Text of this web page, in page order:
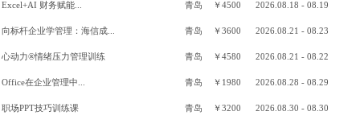
Excel+AI 财务赋能... 青岛 ￥4500 2026.08.18 - 08.19
向标杆企业学管理：海信成... 青岛 ￥3600 2026.08.21 - 08.23
心动力®情绪压力管理训练 青岛 ￥4580 2026.08.21 - 08.22
Office在企业管理中... 青岛 ￥1980 2026.08.28 - 08.29
职场PPT技巧训练课 青岛 ￥3200 2026.08.30 - 08.30